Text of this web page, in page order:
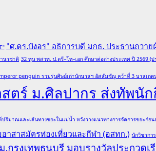
"ศ.ดร.บังอร" อธิการบดี มกธ. ประธานถวา
นาชาติ 32 ทุน พสวท. ป.ตรี–โท–เอก ศึกษาต่อต่างประเทศ ปี 2569 (ป
penguin รวมรุ่นศิษย์เก่านักบาสฯ อัสสัมชัญ คว้าที่ 3 บาสเกต
ตร์ ม.ศิลปากร ส่งทัพนั
ริมาณและเส้นทางขยะในแม่น้ำ หวังวางแนวทางการจัดการขยะก่อน
าสาสมัครท่องเที่ยวและกีฬา (อสทก.) นักวิชากา
.กรุงเทพธนบุรี มอบรางวัลประกวด